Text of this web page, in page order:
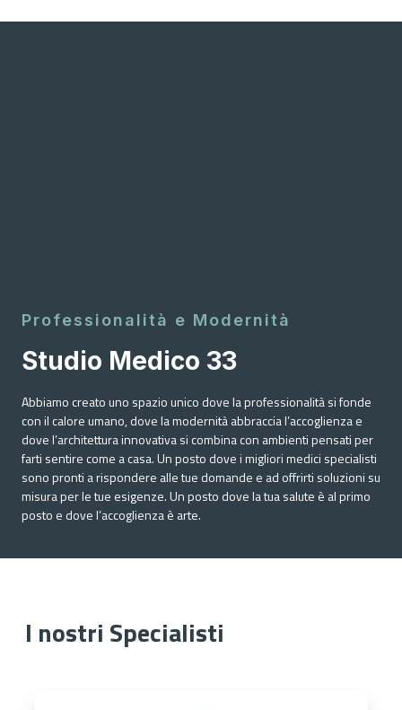
Professionalità e Modernità
Studio Medico 33
Abbiamo creato uno spazio unico dove la professionalità si fonde
con il calore umano, dove la modernità abbraccia l’accoglienza e
dove l’architettura innovativa si combina con ambienti pensati per
farti sentire come a casa. Un posto dove i migliori medici specialisti
sono pronti a rispondere alle tue domande e ad offrirti soluzioni su
misura per le tue esigenze. Un posto dove la tua salute è al primo
posto e dove l’accoglienza è arte.
I nostri Specialisti